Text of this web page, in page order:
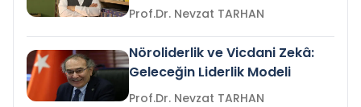
Prof.Dr. Nevzat TARHAN
Nöroliderlik ve Vicdani Zekâ:
Geleceğin Liderlik Modeli
Prof.Dr. Nevzat TARHAN